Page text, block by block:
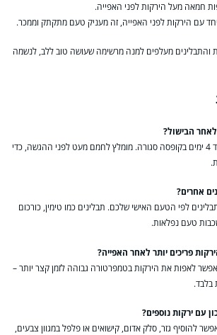
חמאה מעל הירקות לפני האפייה.
עם הירקות לפני האפייה, זה מעניק טעם מתקתק וממכר.
והתבלינים מעלפים למנה מרשימה שעושה טוב ללב, לנשמה
הבישול?
הירקות נשמרים במקרר לעד 4 ימים בקופסה סגורה. מומלץ לחמם מעט לפני ההגשה, כדי
אחרים?
לפי הטעם האישי שלכם. תבלינים כמו טימין, כורכום
טעם נפלאות.
פריכים יותר לאחר האפייה?
לאפות את הירקות בטמפרטורה גבוהה לזמן קצר יותר –
עם ירקות נוספים?
להוסיף גזר, סלק אדום, קישואים או פלפל במגוון צבעים,